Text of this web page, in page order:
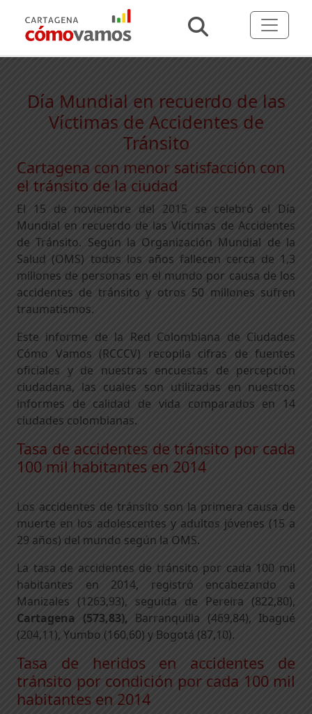
Día Mundial en recuerdo de las
Víctimas de Accidentes de
Tránsito
Cartagena con menor satisfacción con
el tránsito de la ciudad
El 15 de noviembre del 2015 se celebró el Día
Mundial en recuerdo de las Víctimas de Accidentes
de Tránsito. Según la Organización Mundial de la
Salud (OMS) todos los años fallecen cerca de 1,3
millones de personas en el mundo por causa de los
accidentes de tránsito y otros 50 millones sufren
traumatismos.
Este informe de la Red Colombiana de Ciudades
Cómo Vamos (RCCCV) recopila cifras de fuentes
oficiales y de nuestras encuestas de percepción
ciudadana, las cuales son utilizadas en nuestros
informes de calidad de vida comparados en 14
ciudades colombianas.
Tasa de accidentes de tránsito por cada
100 mil habitantes en 2014
Los accidentes de tránsito son la primera causa de
muerte en los adolescentes y adultos jóvenes (15 a
29 años) del mundo según la OMS.
La tasa de accidentes de tránsito por cada 100 mil
habitantes en 2014, registró encabezando a
Manizales (1263,93), seguida de Pereira (822,80),
Cartagena (573,83), Barranquilla (469,84), Ibagué
(204,11), Yumbo (160,60) y Bogotá (87,10).
Tasa de heridos en accidentes de
tránsito por condición por cada 100 mil
habitantes en 2014